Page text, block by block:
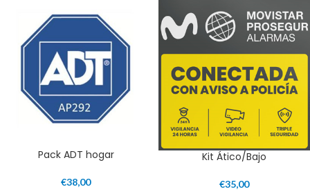
Pack ADT hogar
€38,00
Kit Ático/Bajo
€35,00